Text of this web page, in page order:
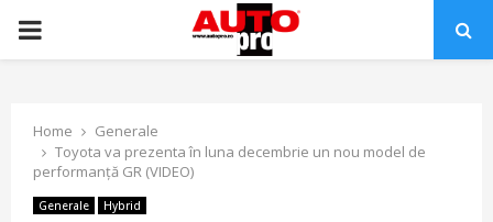
PRIMARY
Home
Generale
Toyota va prezenta în luna decembrie un nou model de
performanță GR (VIDEO)
Generale Hybrid